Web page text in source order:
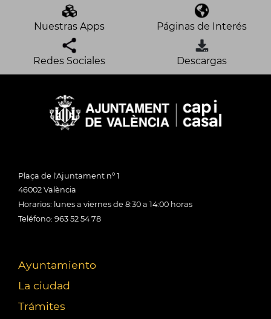
Nuestras Apps Páginas de Interés
Redes Sociales Descargas
Plaça de l'Ajuntament nº 1
46002 València
Horarios: lunes a viernes de 8:30 a 14:00 horas
Teléfono: 963 52 54 78
Ayuntamiento
La ciudad
Trámites